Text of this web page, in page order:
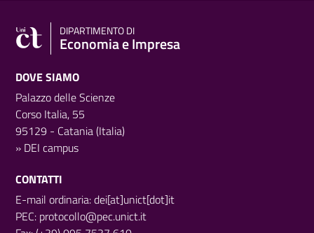
DIPARTIMENTO DI
Economia e Impresa
DOVE SIAMO
Palazzo delle Scienze
Corso Italia, 55
95129 - Catania (Italia)
» DEI campus
CONTATTI
E-mail ordinaria: dei[at]unict[dot]it
PEC: protocollo@pec.unict.it